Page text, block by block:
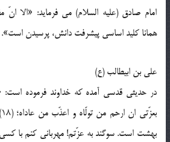
همانا کلید اساسی پیشرفت دانش، پرسیدن است».
علی بن ابیطالب (ع)
در حدیثی قدسی آمده که خداوند فرموده است:
بهشت است. سوگند به عزّتم! مهربانی کنم با